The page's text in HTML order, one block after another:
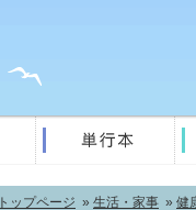
トップページ » 生活・家事 » 健